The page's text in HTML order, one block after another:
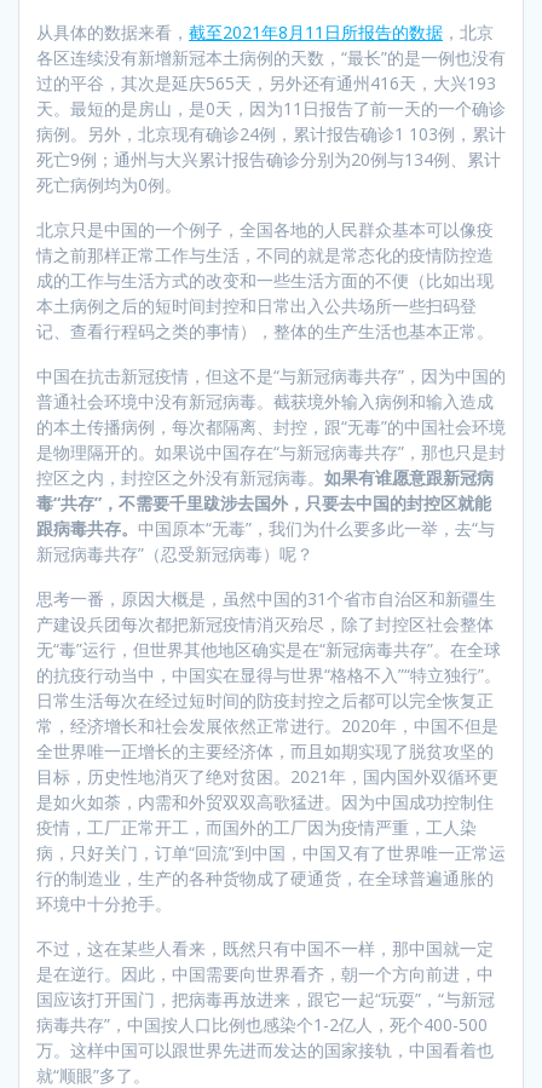
从具体的数据来看， 截至2021年8月11日所报告的数据 ，北京
各区连续没有新增新冠本土病例的天数，“最长”的是一例也没有
过的平谷，其次是延庆565天，另外还有通州416天，大兴193
天。最短的是房山，是0天，因为11日报告了前一天的一个确诊
病例。另外，北京现有确诊24例，累计报告确诊1 103例，累计
死亡9例；通州与大兴累计报告确诊分别为20例与134例、累计
死亡病例均为0例。
北京只是中国的一个例子，全国各地的人民群众基本可以像疫
情之前那样正常工作与生活，不同的就是常态化的疫情防控造
成的工作与生活方式的改变和一些生活方面的不便（比如出现
本土病例之后的短时间封控和日常出入公共场所一些扫码登
记、查看行程码之类的事情），整体的生产生活也基本正常。
中国在抗击新冠疫情，但这不是“与新冠病毒共存”，因为中国的
普通社会环境中没有新冠病毒。截获境外输入病例和输入造成
的本土传播病例，每次都隔离、封控，跟“无毒”的中国社会环境
是物理隔开的。如果说中国存在“与新冠病毒共存”，那也只是封
控区之内，封控区之外没有新冠病毒。 如果有谁愿意跟新冠病
毒“共存”，不需要千里跋涉去国外，只要去中国的封控区就能
跟病毒共存。 中国原本“无毒”，我们为什么要多此一举，去“与
新冠病毒共存”（忍受新冠病毒）呢？
思考一番，原因大概是，虽然中国的31个省市自治区和新疆生
产建设兵团每次都把新冠疫情消灭殆尽，除了封控区社会整体
无“毒”运行，但世界其他地区确实是在“新冠病毒共存”。在全球
的抗疫行动当中，中国实在显得与世界“格格不入”“特立独行”。
日常生活每次在经过短时间的防疫封控之后都可以完全恢复正
常，经济增长和社会发展依然正常进行。2020年，中国不但是
全世界唯一正增长的主要经济体，而且如期实现了脱贫攻坚的
目标，历史性地消灭了绝对贫困。2021年，国内国外双循环更
是如火如荼，内需和外贸双双高歌猛进。因为中国成功控制住
疫情，工厂正常开工，而国外的工厂因为疫情严重，工人染
病，只好关门，订单“回流”到中国，中国又有了世界唯一正常运
行的制造业，生产的各种货物成了硬通货，在全球普遍通胀的
环境中十分抢手。
不过，这在某些人看来，既然只有中国不一样，那中国就一定
是在逆行。因此，中国需要向世界看齐，朝一个方向前进，中
国应该打开国门，把病毒再放进来，跟它一起“玩耍”，“与新冠
病毒共存”，中国按人口比例也感染个1-2亿人，死个400-500
万。这样中国可以跟世界先进而发达的国家接轨，中国看着也
就“顺眼”多了。